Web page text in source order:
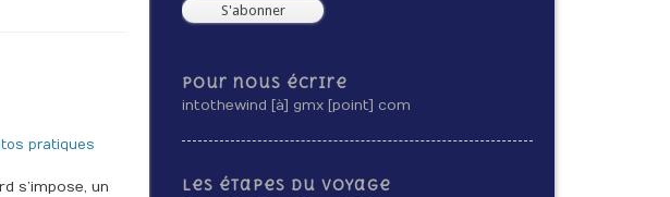
pratiques
s’impose, un
Pour nous écrire
intothewind [à] gmx [point] com
Les étapes du voyage